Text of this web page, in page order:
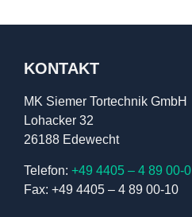
KONTAKT
MK Siemer Tortechnik GmbH
Lohacker 32
26188 Edewecht
Telefon: +49 4405 – 4 89 00-0
Fax: +49 4405 – 4 89 00-10